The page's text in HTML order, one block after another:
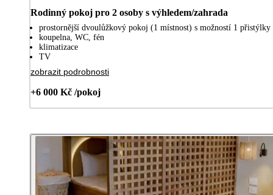
Rodinný pokoj pro 2 osoby s výhledem/zahrada
prostornější dvoulůžkový pokoj (1 místnost) s možností 1
koupelna, WC, fén
klimatizace
TV
zobrazit podrobnosti
+6 000 Kč /pokoj